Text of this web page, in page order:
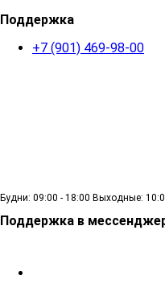
Поддержка
+7 (901) 469-98-00
Будни: 09:00 - 18:00 Выходные:
Поддержка в